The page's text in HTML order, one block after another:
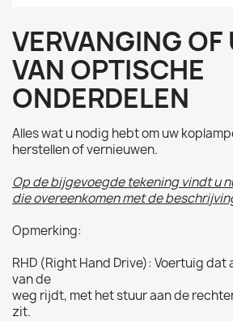
VERVANGING OF
VAN OPTISCHE
ONDERDELEN
Alles wat u nodig hebt om uw
herstellen of vernieuwen.
Op de bijgevoegde tekening vindt u
die overeenkomen met de
Opmerking:
RHD (Right Hand Drive): Voertuig dat
van de
weg rijdt, met het stuur aan de
zit.